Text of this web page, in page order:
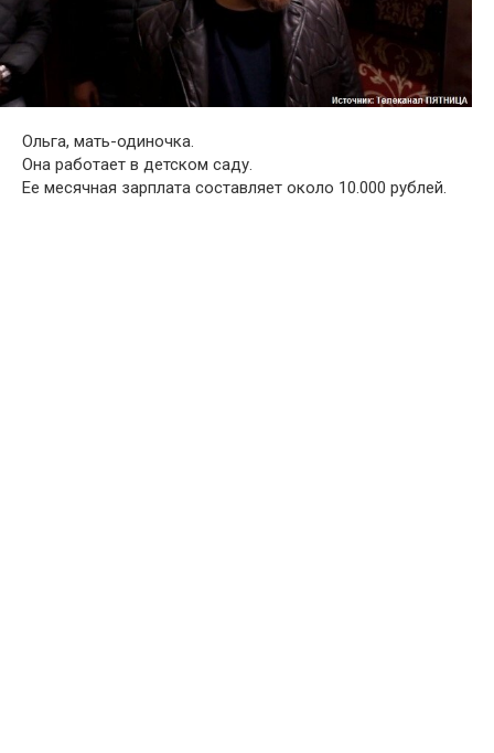
Ольга, мать-одиночка.
Она работает в детском саду.
Ее месячная зарплата составляет около 10.000 рублей.